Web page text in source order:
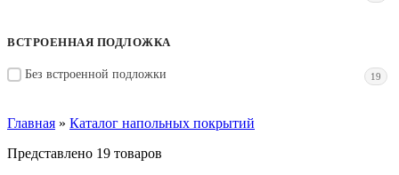
ВСТРОЕННАЯ ПОДЛОЖКА
Без встроенной подложки 19
Главная » Каталог напольных покрытий
Представлено 19 товаров